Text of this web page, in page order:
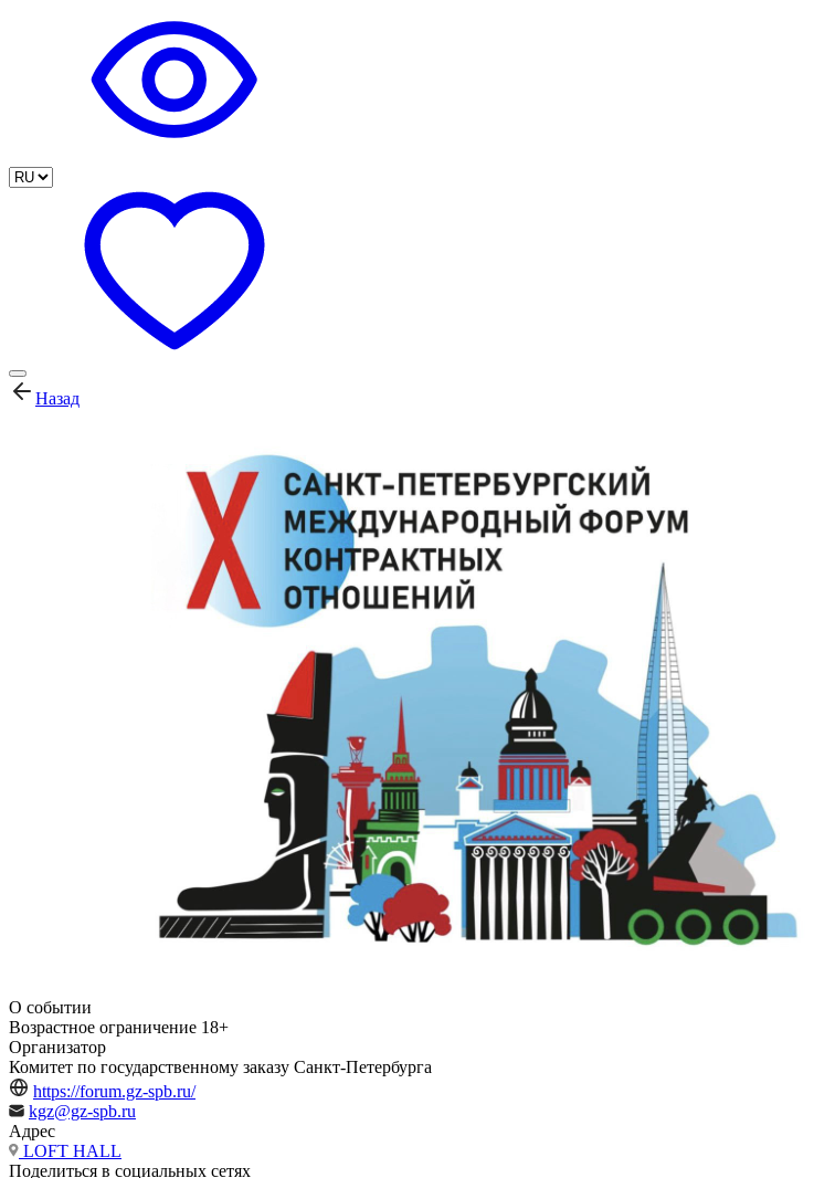
Назад
О событии
Возрастное ограничение 18+
Организатор
Комитет по государственному заказу Санкт-Петербурга
https://forum.gz-spb.ru/
kgz@gz-spb.ru
Адрес
LOFT HALL
Поделиться в социальных сетях